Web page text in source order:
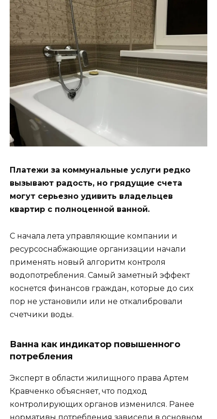
Платежи за коммунальные услуги редко
вызывают радость, но грядущие счета
могут серьезно удивить владельцев
квартир с полноценной ванной.
С начала лета управляющие компании и
ресурсоснабжающие организации начали
применять новый алгоритм контроля
водопотребления. Самый заметный эффект
коснется финансов граждан, которые до сих
пор не установили или не откалибровали
счетчики воды.
Ванна как индикатор повышенного
потребления
Эксперт в области жилищного права Артем
Кравченко объясняет, что подход
контролирующих органов изменился. Ранее
нормативы потребления зависели в основном